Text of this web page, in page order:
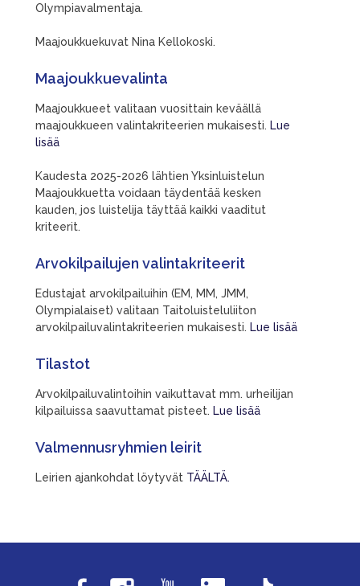
Olympiavalmentaja.
Maajoukkuekuvat Nina Kellokoski.
Maajoukkuevalinta
Maajoukkueet valitaan vuosittain keväällä
maajoukkueen valintakriteerien mukaisesti. Lue
lisää
Kaudesta 2025-2026 lähtien Yksinluistelun
Maajoukkuetta voidaan täydentää kesken
kauden, jos luistelija täyttää kaikki vaaditut
kriteerit.
Arvokilpailujen valintakriteerit
Edustajat arvokilpailuihin (EM, MM, JMM,
Olympialaiset) valitaan Taitoluisteluliiton
arvokilpailuvalintakriteerien mukaisesti. Lue lisää
Tilastot
Arvokilpailuvalintoihin vaikuttavat mm. urheilijan
kilpailuissa saavuttamat pisteet. Lue lisää
Valmennusryhmien leirit
Leirien ajankohdat löytyvät TÄÄLTÄ.